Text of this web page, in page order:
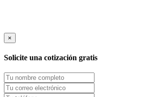
×
Solicite una cotización gratis